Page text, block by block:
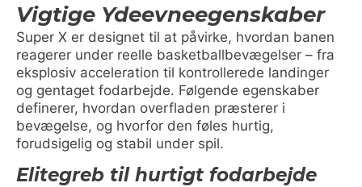
Vigtige Ydeevneegenskaber
Super X er designet til at påvirke, hvordan banen
reagerer under reelle basketballbevægelser – fra
eksplosiv acceleration til kontrollerede landinger
og gentaget fodarbejde. Følgende egenskaber
definerer, hvordan overfladen præsterer i
bevægelse, og hvorfor den føles hurtig,
forudsigelig og stabil under spil.
Elitegreb til hurtigt fodarbejde